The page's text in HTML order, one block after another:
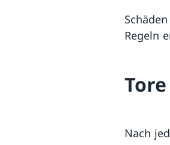
Regeln
Nach